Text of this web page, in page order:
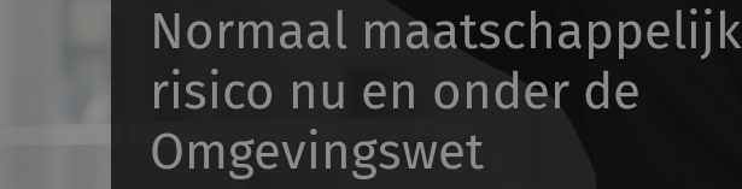
Normaal maatschappelijk
risico nu en onder de
Omgevingswet